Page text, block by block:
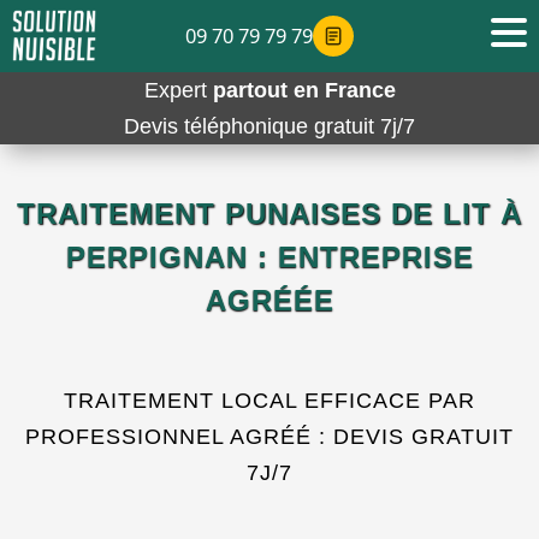
Expert partout en France
Devis téléphonique gratuit 7j/7
TRAITEMENT PUNAISES DE LIT À
PERPIGNAN : ENTREPRISE
AGRÉÉE
TRAITEMENT LOCAL EFFICACE PAR
PROFESSIONNEL AGRÉÉ : DEVIS GRATUIT
7J/7
09 70 79 79 79